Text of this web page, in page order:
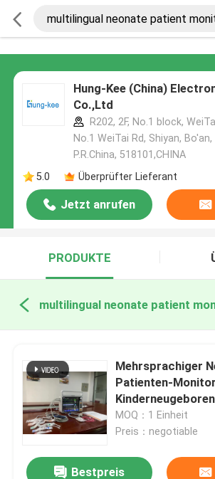
Hung-Kee (China)
Co.,Ltd
R202, 2F, No.1 block,
No.1 WeiTai Rd, Shiyan,
P.R.China, 518101​​​​​​​,CHINA
5.0
Überprüfter Lieferant
Jetzt anrufen
PRODUKTE
Mehrsprachiger
Patienten-
MOQ：1 Einheit
Preis：negotiable
Bestpreis